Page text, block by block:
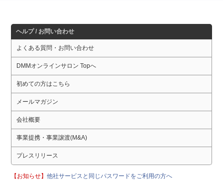
ヘルプ / お問い合わせ
よくある質問・お問い合わせ
DMMオンラインサロン Topへ
初めての方はこちら
メールマガジン
会社概要
事業提携・事業譲渡(M&A)
プレスリリース
【お知らせ】他社サービスと同じパスワードをご利用の方へ